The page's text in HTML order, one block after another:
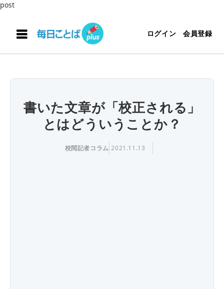
post
ログイン 会員登録
書いた文章が「校正される」
とはどういうことか？
校閲記者コラム 2021.11.13